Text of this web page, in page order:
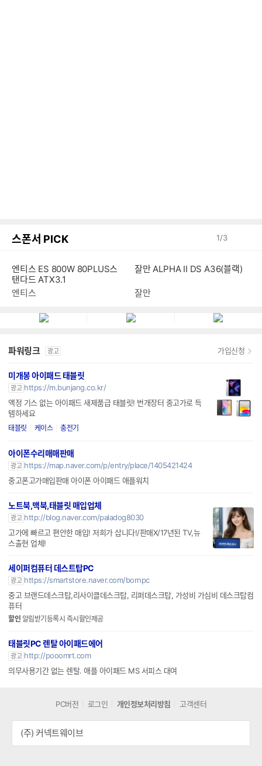
스폰서 PICK 1/3
엔티스 ES 800W 80PLUS스
탠다드 ATX3.1
엔티스
잘만 ALPHA II DS A36(블랙)
잘만
파워링크 광고 가입신청
미개봉 아이패드 태블릿
광고 https://m.bunjang.co.kr/
액정 기스 없는 아이패드 새제품급 태블릿! 번개장터 중고가로 득
템하세요
태블릿 케이스 충전기
아이폰수리매매판매
광고 https://map.naver.com/p/entry/place/1405421424
중고폰고가매입판매 아이폰 아이패드 애플워치
노트북,맥북,태블릿 매입업체
광고 http://blog.naver.com/paladog8030
고가에 빠르고 편안한 매입! 저희가 삽니다!/판매X/17년된 TV,뉴
스출현 업체!
세이퍼컴퓨터 데스트탑PC
광고 https://smartstore.naver.com/bornpc
중고 브랜드데스크탑,리사이클데스크탑, 리퍼데스크탑, 가성비 가심비 데스크탑컴
퓨터
할인 알림받기등록시 즉시할인제공
태블릿PC 렌탈 아이패드에어
광고 http://pooomrt.com
의무사용기간 없는 렌탈. 애플 아이패드 MS 서피스 대여
PC버전 로그인 개인정보처리방침 고객센터
(주) 커넥트웨이브